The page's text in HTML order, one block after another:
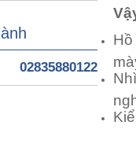
02835880122